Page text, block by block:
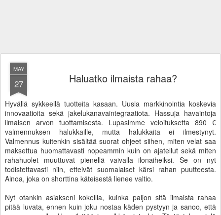
MAY
27 Haluatko ilmaista rahaa?
Hyvällä sykkeellä tuotteita kasaan. Uusia markkinointia koskevia
innovaatioita sekä jakelukanavaintegraatiota. Hassuja havaintoja
ilmaisen arvon tuottamisesta. Lupasimme veloituksetta 890 €
valmennuksen halukkaille, mutta halukkaita ei ilmestynyt.
Valmennus kuitenkin sisältää suorat ohjeet siihen, miten velat saa
maksettua huomattavasti nopeammin kuin on ajatellut sekä miten
rahahuolet muuttuvat pienellä vaivalla ilonaiheiksi. Se on nyt
todistettavasti niin, etteivät suomalaiset kärsi rahan puutteesta.
Ainoa, joka on shorttina käteisestä lienee valtio.
Nyt otankin asiakseni kokeilla, kuinka paljon sitä ilmaista rahaa
pitää luvata, ennen kuin joku nostaa käden pystyyn ja sanoo, että